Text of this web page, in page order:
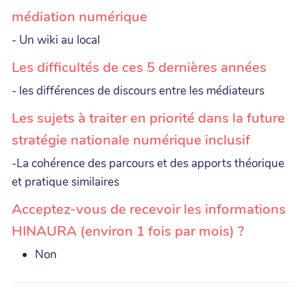
médiation numérique
- Un wiki au local
Les difficultés de ces 5 dernières années
- les différences de discours entre les médiateurs
Les sujets à traiter en priorité dans la future
stratégie nationale numérique inclusif
-La cohérence des parcours et des apports théorique
et pratique similaires
Acceptez-vous de recevoir les informations
HINAURA (environ 1 fois par mois) ?
Non